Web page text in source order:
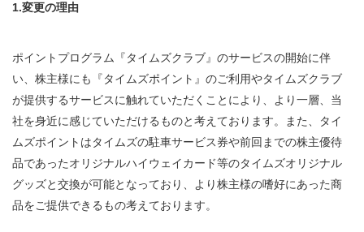
1.変更の理由
ポイントプログラム『タイムズクラブ』のサービスの開始に伴
い、株主様にも『タイムズポイント』のご利用やタイムズクラブ
が提供するサービスに触れていただくことにより、より一層、当
社を身近に感じていただけるものと考えております。また、タイ
ムズポイントはタイムズの駐車サービス券や前回までの株主優待
品であったオリジナルハイウェイカード等のタイムズオリジナル
グッズと交換が可能となっており、より株主様の嗜好にあった商
品をご提供できるもの考えております。